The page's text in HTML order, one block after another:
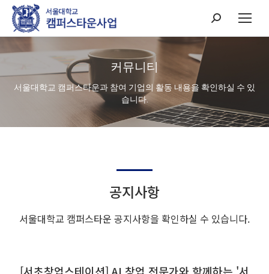
Search:
커뮤니티
서울대학교 캠퍼스타운과 참여 기업의 활동 내용을 확인하실 수 있
습니다.
공지사항
서울대학교 캠퍼스타운 공지사항을 확인하실 수 있습니다.